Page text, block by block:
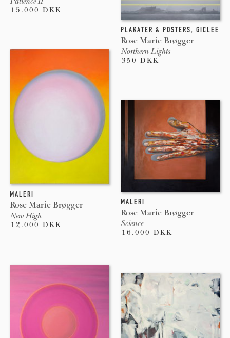
PLAKATER & POSTERS, GICLEE
Rose Marie Brøgger
Northern Lights
350 DKK
15.000 DKK
MALERI
Rose Marie Brøgger
New High
12.000 DKK
MALERI
Rose Marie Brøgger
Science
16.000 DKK